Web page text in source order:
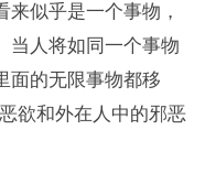
来似乎是一个事物，
当人将如同一个事物
面的无限事物都移
欲和外在人中的邪恶